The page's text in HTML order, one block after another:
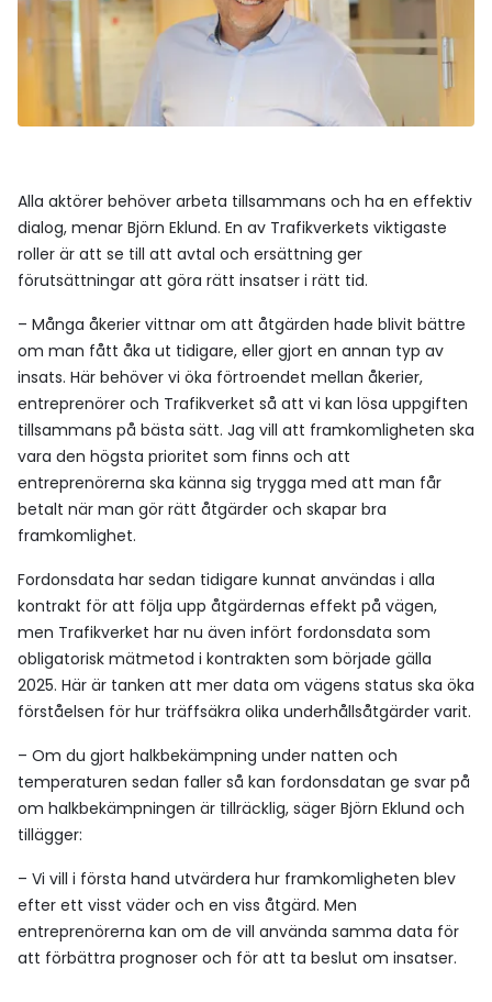
Alla aktörer behöver arbeta tillsammans och ha en effektiv
dialog, menar Björn Eklund. En av Trafikverkets viktigaste
roller är att se till att avtal och ersättning ger
förutsättningar att göra rätt insatser i rätt tid.
– Många åkerier vittnar om att åtgärden hade blivit bättre
om man fått åka ut tidigare, eller gjort en annan typ av
insats. Här behöver vi öka förtroendet mellan åkerier,
entreprenörer och Trafikverket så att vi kan lösa uppgiften
tillsammans på bästa sätt. Jag vill att framkomligheten ska
vara den högsta prioritet som finns och att
entreprenörerna ska känna sig trygga med att man får
betalt när man gör rätt åtgärder och skapar bra
framkomlighet.
Fordonsdata har sedan tidigare kunnat användas i alla
kontrakt för att följa upp åtgärdernas effekt på vägen,
men Trafikverket har nu även infört fordonsdata som
obligatorisk mätmetod i kontrakten som började gälla
2025. Här är tanken att mer data om vägens status ska öka
förståelsen för hur träffsäkra olika underhållsåtgärder varit.
– Om du gjort halkbekämpning under natten och
temperaturen sedan faller så kan fordonsdatan ge svar på
om halkbekämpningen är tillräcklig, säger Björn Eklund och
tillägger:
– Vi vill i första hand utvärdera hur framkomligheten blev
efter ett visst väder och en viss åtgärd. Men
entreprenörerna kan om de vill använda samma data för
att förbättra prognoser och för att ta beslut om insatser.